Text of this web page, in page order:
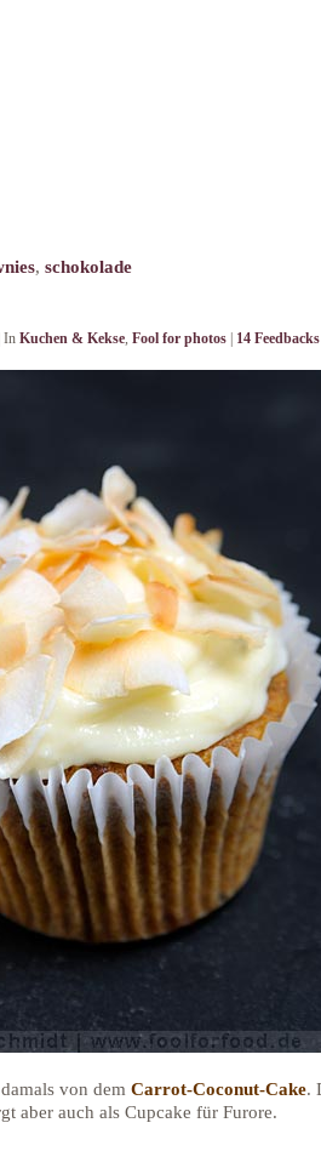
, schokolade
In Kuchen & Kekse, Fool for photos 14
von dem Carrot-Coconut-Cake.
aber auch als Cupcake für Furore.